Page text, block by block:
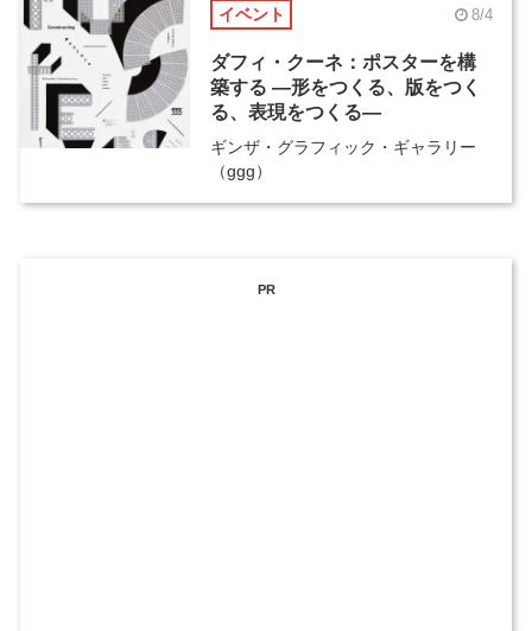
イベント 8/4
ダフィ・クーネ：ポスターを構
築する ―形をつくる、版をつく
る、表現をつくる―
ギンザ・グラフィック・ギャラリー
（ggg）
PR